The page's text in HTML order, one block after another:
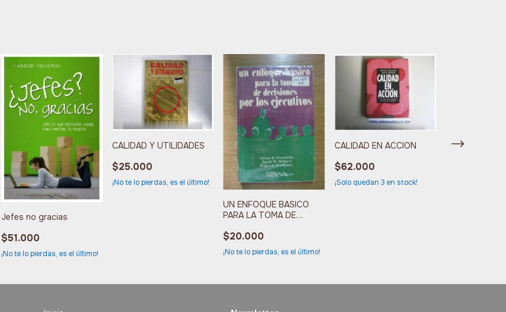
Jefes no gracias
$51.000
¡No te lo pierdas, es el último!
CALIDAD Y UTILIDADES
$25.000
¡No te lo pierdas, es el último!
UN ENFOQUE BASICO
PARA LA TOMA DE
$20.000
¡No te lo pierdas, es el último!
CALIDAD EN ACCION
$62.000
¡Solo quedan 3 en stock!